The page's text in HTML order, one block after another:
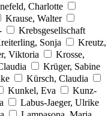
Charlotte
Krause, Walter
Krebsgesellschaft
Sonja
Kreutz,
Viktoria
Krosse,
Krüger, Sabine
Kürsch, Claudia
Kunkel, Eva
Kunz-
Labus-Jaeger, Ulrike